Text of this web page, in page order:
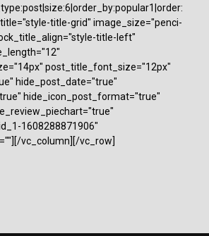
title-grid" image_size="penci-
title-left"
post_title_font_size="12px"
hide_post_date="true"
hide_icon_post_format="true"
1608288871906"
vc_column][/vc_row]